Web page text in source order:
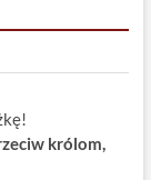
królom,